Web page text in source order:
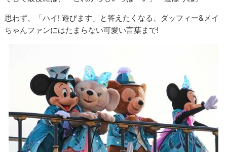
思わず、「ハイ! 遊びます」と答えたくなる、ダッフィー&メイ
ちゃんファンにはたまらない可愛い言葉まで!